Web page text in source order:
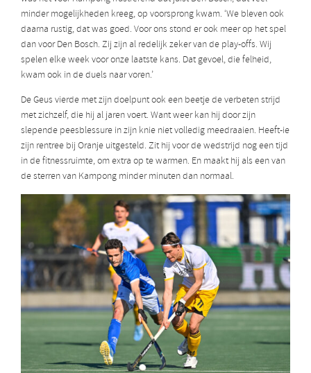
minder mogelijkheden kreeg, op voorsprong kwam. ‘We bleven ook
daarna rustig, dat was goed. Voor ons stond er ook meer op het spel
dan voor Den Bosch. Zij zijn al redelijk zeker van de play-offs. Wij
spelen elke week voor onze laatste kans. Dat gevoel, die felheid,
kwam ook in de duels naar voren.’
De Geus vierde met zijn doelpunt ook een beetje de verbeten strijd
met zichzelf, die hij al jaren voert. Want weer kan hij door zijn
slepende peesblessure in zijn knie niet volledig meedraaien. Heeft-ie
zijn rentree bij Oranje uitgesteld. Zit hij voor de wedstrijd nog een tijd
in de fitnessruimte, om extra op te warmen. En maakt hij als een van
de sterren van Kampong minder minuten dan normaal.